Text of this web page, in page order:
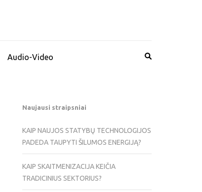
Audio-Video
Naujausi straipsniai
KAIP NAUJOS STATYBŲ TECHNOLOGIJOS
PADEDA TAUPYTI ŠILUMOS ENERGIJĄ?
KAIP SKAITMENIZACIJA KEIČIA
TRADICINIUS SEKTORIUS?